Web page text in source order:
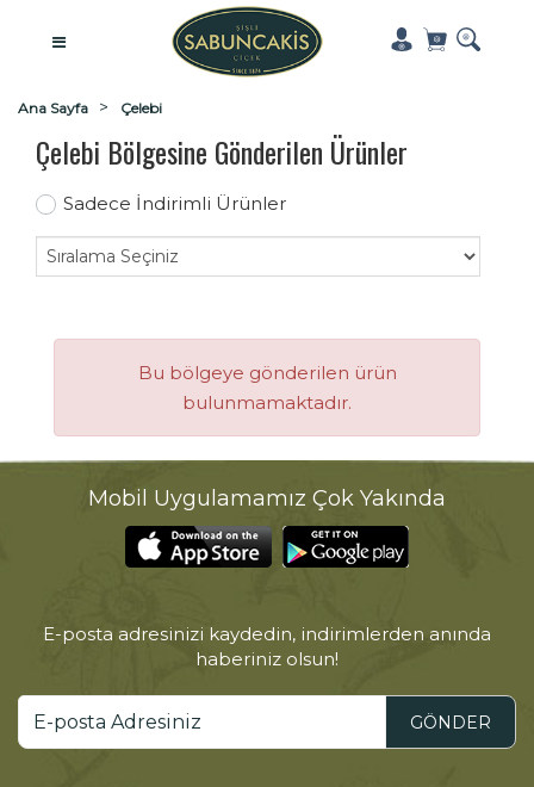
Ana Sayfa Çelebi
Çelebi Bölgesine Gönderilen Ürünler
Sadece İndirimli Ürünler
Bu bölgeye gönderilen ürün
bulunmamaktadır.
Mobil Uygulamamız Çok Yakında
E-posta adresinizi kaydedin, indirimlerden anında
haberiniz olsun!
GÖNDER